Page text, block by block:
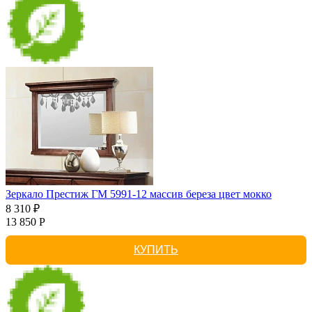
Зеркало Престиж ГМ 5991-12 массив береза цвет мокко
8 310 ₽
13 850 Р
КУПИТЬ